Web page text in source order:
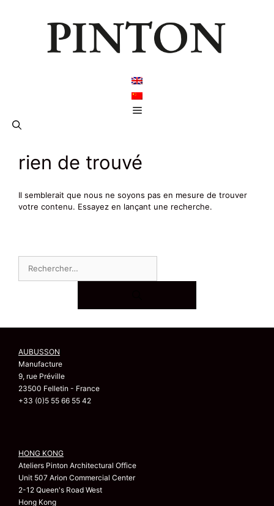
Menu
rien de trouvé
Il semblerait que nous ne soyons pas en mesure de trouver
votre contenu. Essayez en lançant une recherche.
AUBUSSON
Manufacture
9, rue Préville
23500 Felletin - France
+33 (0)5 55 66 55 42
HONG KONG
Ateliers Pinton Architectural Office
Unit 507 Arion Commercial Center
2-12 Queen's Road West
Hong Kong